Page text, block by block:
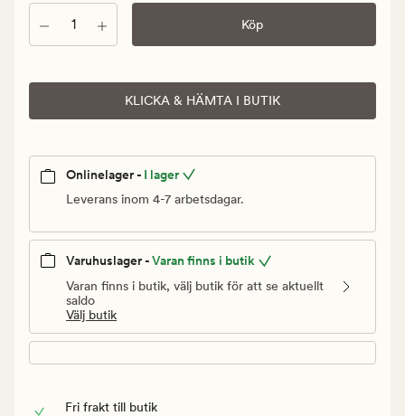
Antal Köp
KLICKA & HÄMTA I BUTIK
Onlinelager - I lager
Leverans inom 4-7 arbetsdagar.
Varuhuslager -Varan finns i butik
Varan finns i butik, välj butik för att se aktuellt
saldo
Välj butik
Fri frakt till butik